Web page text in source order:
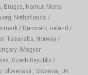
Bruges, Namur, Mons,
Netherlands /
/ Danmark, Ireland /
Tasavalta, Norway /
/Magyar
Czech Republic /
Slovenska , Slovenia, UK